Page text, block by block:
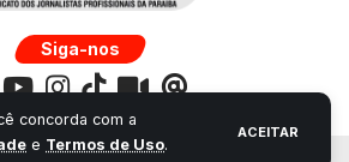
concorda com a
e Termos de Uso.
ACEITAR
Siga-nos